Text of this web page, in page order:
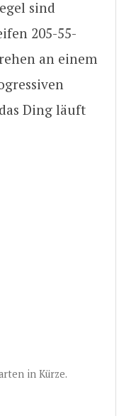
sind
205-55-
an einem
Ding läuft
in Kürze.